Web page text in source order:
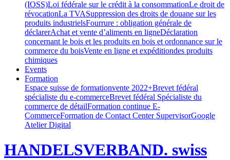
(IOSS)Loi fédérale sur le crédit à la consommationLe droit de
révocationLa TVASuppression des droits de douane sur les
produits industrielsFourrure : obligation générale de
déclarerAchat et vente d’aliments en ligneDéclaration
concernant le bois et les produits en bois et ordonnance sur le
commerce du boisVente en ligne et expéditiondes produits
chimiques
Events
Formation
Espace suisse de formationvente 2022+Brevet fédéral
spécialiste du e-commerceBrevet fédéral Spécialiste du
commerce de détailFormation continue E-
CommerceFormation de Contact Center SupervisorGoogle
Atelier Digital
HANDELSVERBAND. swiss